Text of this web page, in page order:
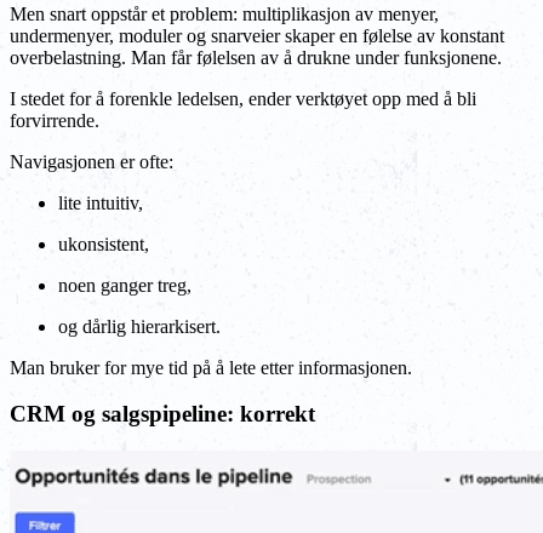
Men snart oppstår et problem: multiplikasjon av menyer,
undermenyer, moduler og snarveier skaper en følelse av konstant
overbelastning. Man får følelsen av å drukne under funksjonene.
I stedet for å forenkle ledelsen, ender verktøyet opp med å bli
forvirrende.
Navigasjonen er ofte:
lite intuitiv,
ukonsistent,
noen ganger treg,
og dårlig hierarkisert.
Man bruker for mye tid på å lete etter informasjonen.
CRM og salgspipeline: korrekt